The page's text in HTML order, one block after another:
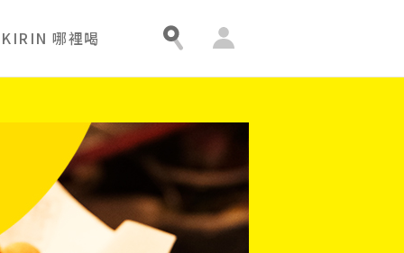
員
心
KIRIN 哪裡喝